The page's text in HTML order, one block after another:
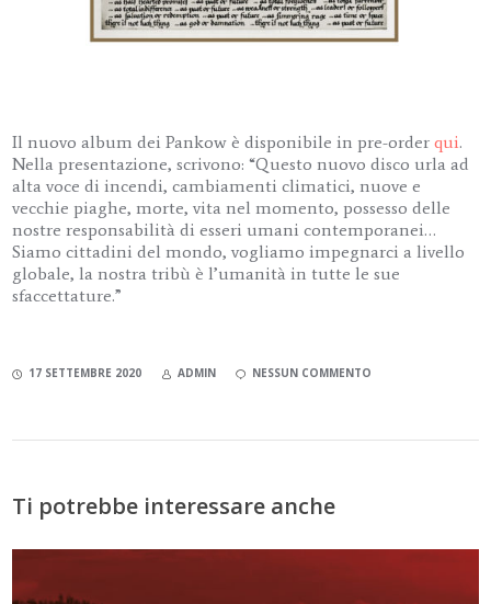
Il nuovo album dei Pankow è disponibile in pre-orderqui.
Nella presentazione, scrivono: “Questo nuovo disco urla ad
alta voce di incendi, cambiamenti climatici, nuove e
vecchie piaghe, morte, vita nel momento, possesso delle
nostre responsabilità di esseri umani contemporanei…
Siamo cittadini del mondo, vogliamo impegnarci a livello
globale, la nostra tribù è l’umanità in tutte le sue
sfaccettature.”
17 SETTEMBRE 2020 ADMIN NESSUN COMMENTO
Ti potrebbe interessare anche